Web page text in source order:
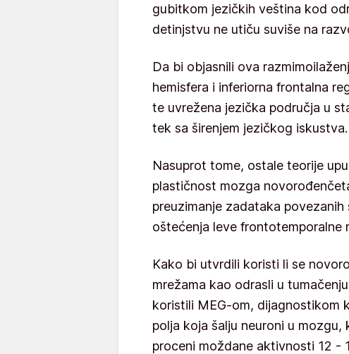
gubitkom jezičkih veština kod
detinjstvu ne utiču suviše na
Da bi objasnili ova
hemisfera i inferiorna frontalna
te uvrežena jezička područja u
tek sa širenjem jezičkog iskustva.
Nasuprot tome, ostale teorije
plastičnost mozga
preuzimanje zadataka
oštećenja leve frontotemporalne
Kako bi utvrdili koristi li se
mrežama kao odrasli u
koristili MEG-om, dijagnostikom
polja koja šalju neuroni u
proceni moždane aktivnosti 12 -